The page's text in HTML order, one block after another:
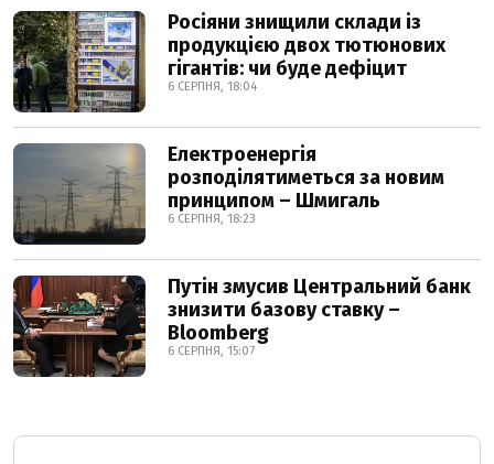
Росіяни знищили склади із
продукцією двох тютюнових
гігантів: чи буде дефіцит
6 СЕРПНЯ, 18:04
Електроенергія
розподілятиметься за новим
принципом – Шмигаль
6 СЕРПНЯ, 18:23
Путін змусив Центральний банк
знизити базову ставку –
Bloomberg
6 СЕРПНЯ, 15:07